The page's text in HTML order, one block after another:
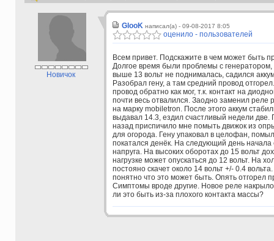
Новичок
GlooK написал(а) - 09-08-2017 8:05
оценило - пользователей
Всем привет. Подскажите в чем может быть
Долгое время были проблемы с генератором,
выше 13 вольт не поднималась, садился
Разобрал гену, а там средний провод
провод обратно как мог, т.к. контакт на
почти весь отвалился. Заодно заменил реле
на марку mobiletron. После этого аккум
выдавал 14.3, ездил счастливый недели две.
назад приспичило мне помыть движок из
для огорода. Гену упаковал в целофан, помыл
покатался денёк. На следующий день начала
напруга. На высоких оборотах до 15 вольт
нагрузке может опускаться до 12 вольт. На
постояно скачет около 14 вольт +/- 0.4
понятно что это может быть. Опять отгорел
Симптомы вроде другие. Новое реле
ли это быть из-за плохого контакта массы?